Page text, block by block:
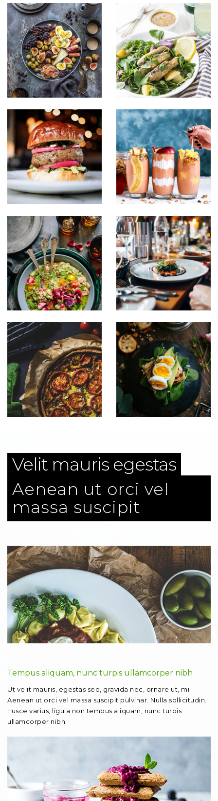
Sipsum primis
Sipsum primis
Sipsum primis
Sipsum primis
Velit mauris egestas
Aenean ut orci vel
massa suscipit
Tempus aliquam, nunc turpis ullamcorper nibh
Ut velit mauris, egestas sed, gravida nec, ornare ut, mi.
Aenean ut orci vel massa suscipit pulvinar. Nulla sollicitudin.
Fusce varius, ligula non tempus aliquam, nunc turpis
ullamcorper nibh.